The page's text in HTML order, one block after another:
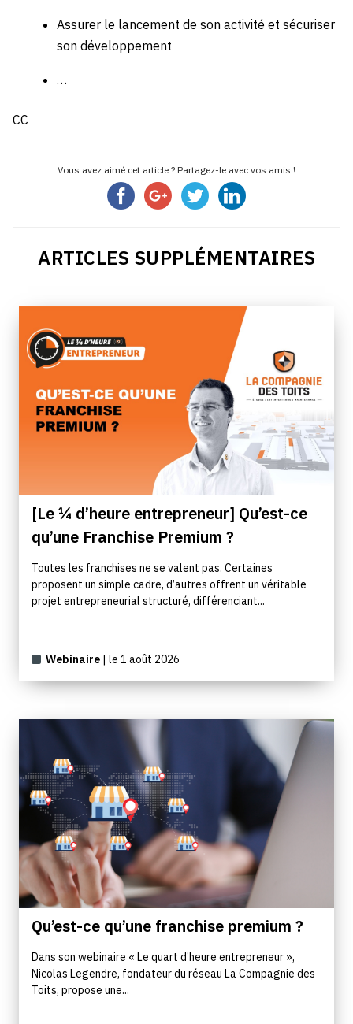
Assurer le lancement de son activité et sécuriser
son développement
…
CC
Vous avez aimé cet article ? Partagez-le avec vos amis !
ARTICLES SUPPLÉMENTAIRES
[Le ¼ d’heure entrepreneur] Qu’est-ce
qu’une Franchise Premium ?
Toutes les franchises ne se valent pas. Certaines
proposent un simple cadre, d’autres offrent un véritable
projet entrepreneurial structuré, différenciant...
Webinaire | le 1 août 2026
Qu’est-ce qu’une franchise premium ?
Dans son webinaire « Le quart d’heure entrepreneur »,
Nicolas Legendre, fondateur du réseau La Compagnie des
Toits, propose une...